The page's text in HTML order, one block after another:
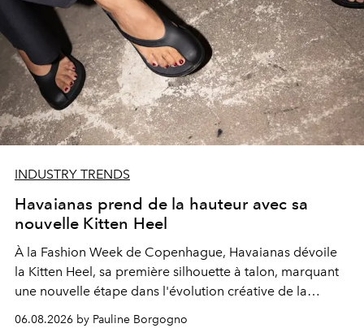
INDUSTRY TRENDS
Havaianas prend de la hauteur avec sa
nouvelle Kitten Heel
À la Fashion Week de Copenhague, Havaianas dévoile
la Kitten Heel, sa première silhouette à talon, marquant
une nouvelle étape dans l'évolution créative de la
06.08.2026 by Pauline Borgogno